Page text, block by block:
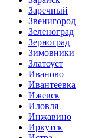
Заречный
Звенигород
Зеленоград
Зерноград
Зимовники
Златоуст
Иваново
Ивантеевка
Ижевск
Иловля
Инжавино
Иркутск